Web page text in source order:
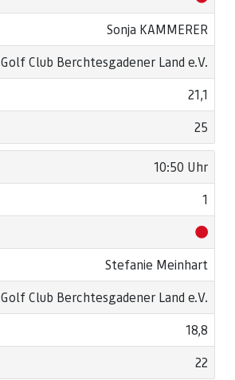
Sonja KAMMERER
Golf Club Berchtesgadener Land e.V.
21,1
25
10:50 Uhr
1
Stefanie Meinhart
Golf Club Berchtesgadener Land e.V.
18,8
22